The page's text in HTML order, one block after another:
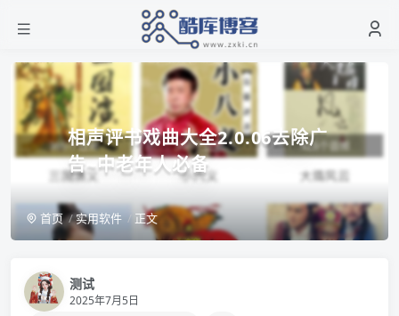
相声评书戏曲大全2.0.06去除广
告~中老年人必备
首页 实用软件 正文
测试
2025年7月5日